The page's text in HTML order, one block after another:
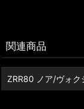
関連商品
ZRR80 ノア/ヴォク